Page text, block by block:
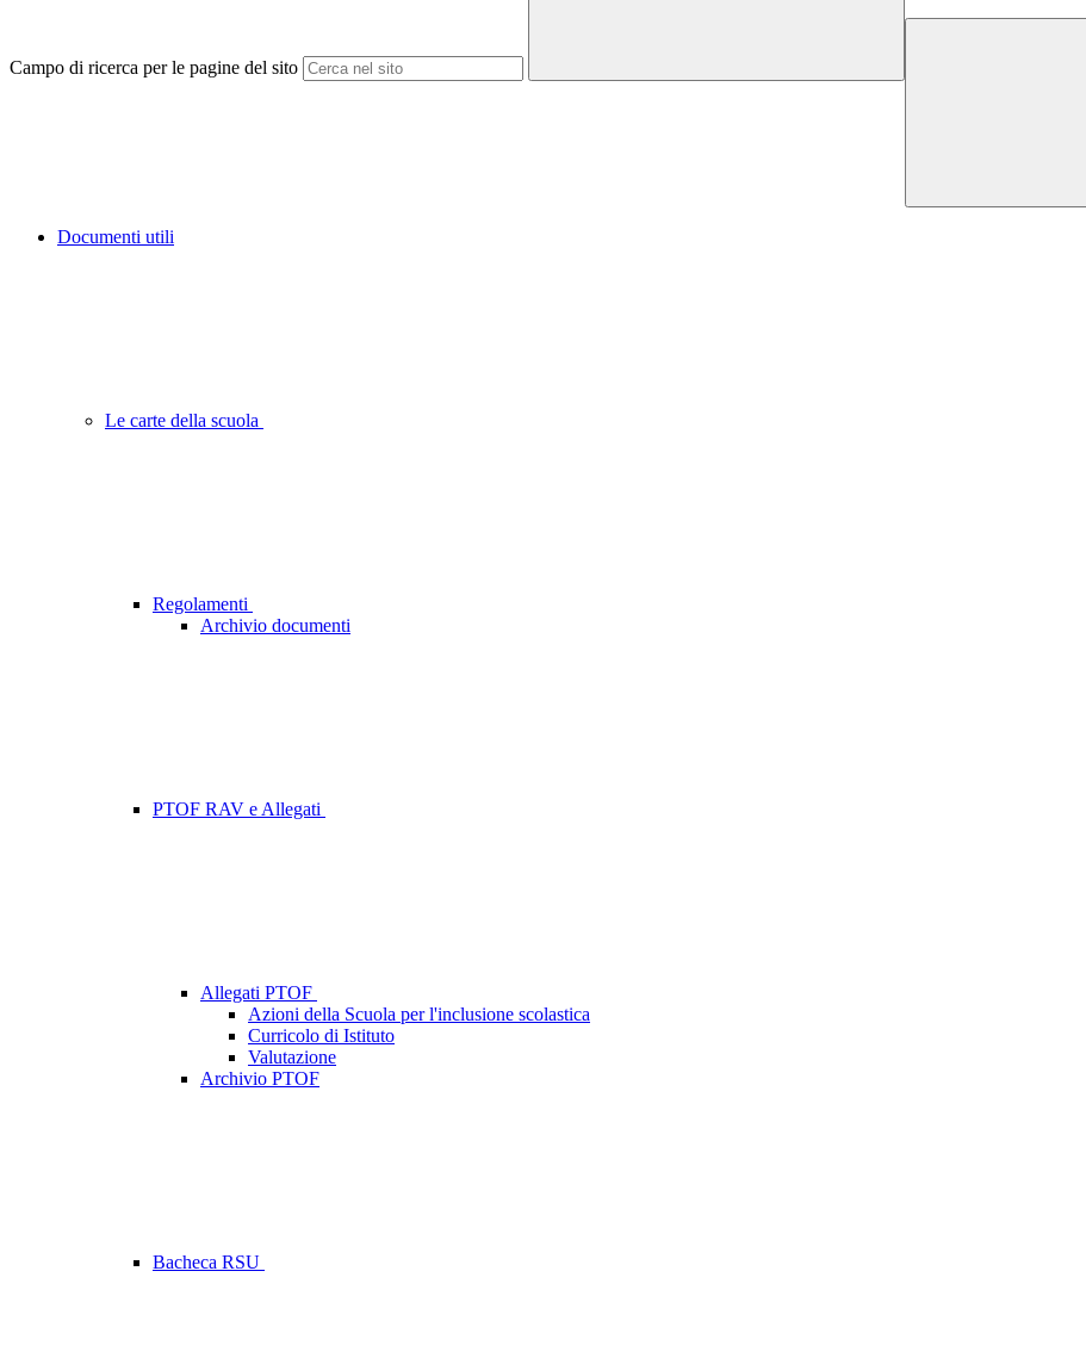
Campo di ricerca per le pagine del sito
Documenti utili
Le carte della scuola
Regolamenti
Archivio documenti
PTOF RAV e Allegati
Allegati PTOF
Azioni della Scuola per l'inclusione scolastica
Curricolo di Istituto
Valutazione
Archivio PTOF
Bacheca RSU